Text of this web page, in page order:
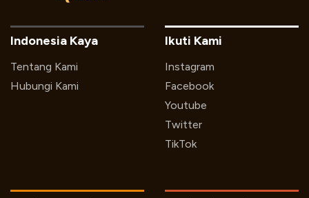
Indonesia Kaya
Tentang Kami
Hubungi Kami
Ikuti Kami
Instagram
Facebook
Youtube
Twitter
TikTok